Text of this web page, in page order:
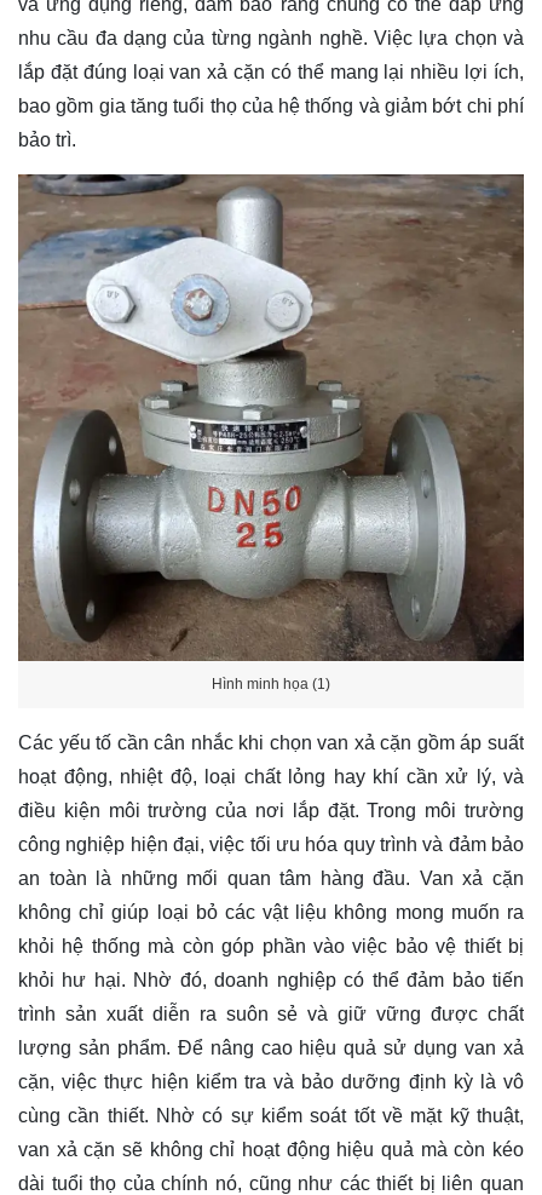
và ứng dụng riêng, đảm bảo rằng chúng có thể đáp ứng
nhu cầu đa dạng của từng ngành nghề. Việc lựa chọn và
lắp đặt đúng loại van xả cặn có thể mang lại nhiều lợi ích,
bao gồm gia tăng tuổi thọ của hệ thống và giảm bớt chi phí
bảo trì.
Hình minh họa (1)
Các yếu tố cần cân nhắc khi chọn van xả cặn gồm áp suất
hoạt động, nhiệt độ, loại chất lỏng hay khí cần xử lý, và
điều kiện môi trường của nơi lắp đặt. Trong môi trường
công nghiệp hiện đại, việc tối ưu hóa quy trình và đảm bảo
an toàn là những mối quan tâm hàng đầu. Van xả cặn
không chỉ giúp loại bỏ các vật liệu không mong muốn ra
khỏi hệ thống mà còn góp phần vào việc bảo vệ thiết bị
khỏi hư hại. Nhờ đó, doanh nghiệp có thể đảm bảo tiến
trình sản xuất diễn ra suôn sẻ và giữ vững được chất
lượng sản phẩm. Để nâng cao hiệu quả sử dụng van xả
cặn, việc thực hiện kiểm tra và bảo dưỡng định kỳ là vô
cùng cần thiết. Nhờ có sự kiểm soát tốt về mặt kỹ thuật,
van xả cặn sẽ không chỉ hoạt động hiệu quả mà còn kéo
dài tuổi thọ của chính nó, cũng như các thiết bị liên quan